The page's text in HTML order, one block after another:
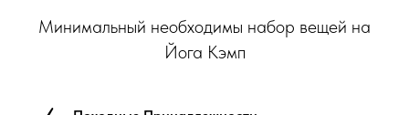
Минимальный необходимы набор вещей на
Йога Кэмп